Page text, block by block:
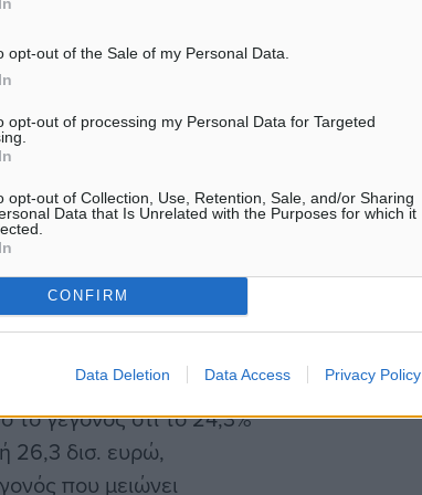
opt-out of the Sale of my Personal Data.
opt-out of processing my Personal Data for Targeted
opt-out of Collection, Use, Retention, Sale, and/or Sharing
Data that Is Unrelated with the Purposes for which it
CONFIRM
Data Deletion Data Access Privacy Policy
διασφάλιση της
από 3,9 εκατομμύρια
οφειλές να
είναι ότι
αυτές τις κατηγορίες,
άνω του 1
πλειονότητα των
ευρώ, συγκεντρώνει
το γεγονός ότι το 24,3%
26,3 δισ. ευρώ,
που μειώνει